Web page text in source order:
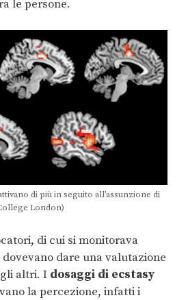
le persone.
di più in seguito all’assunzione di
London)
di cui si monitorava
dare una valutazione
altri. I dosaggi di ecstasy
la percezione, infatti i